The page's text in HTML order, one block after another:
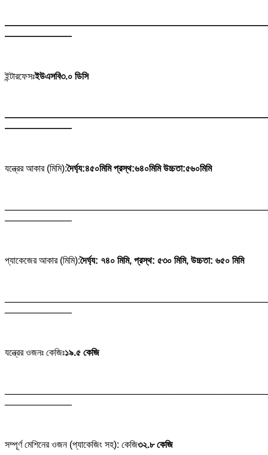
———————
ইন্টারফেসঃইউএসবি৩.০ ডিসি
———————
যন্ত্রের আকার (মিমি):দৈর্ঘ্য:৪৫০মিমি প্রস্থ:৬৪০মিমি উচ্চতা:৫৬০মিমি
———————
প্যাকেজের আকার (মিমি):দৈর্ঘ্য: ৭৪০ মিমি, প্রস্থ: ৫৩০ মিমি, উচ্চতা: ৬৫০ মিমি
———————
যন্ত্রের ওজনঃ কেজিঃ১৯.৫ কেজি
———————
সম্পূর্ণ মেশিনের ওজন (প্যাকেজিং সহ): কেজি৩২.৮ কেজি